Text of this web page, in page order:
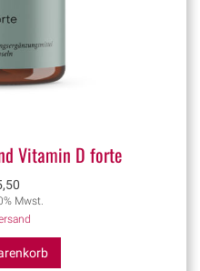
Vitamin D forte
Mwst.